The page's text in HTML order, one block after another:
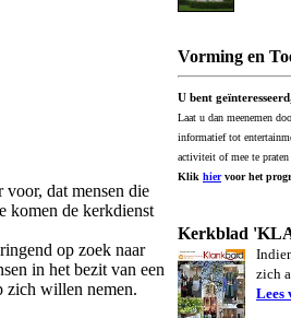
voor, dat mensen die
komen de kerkdienst
op zoek naar
in het bezit van een
zich willen nemen.
Vorming en
U bent
Laat u dan meenemen
informatief tot
activiteit of mee te
Klik hiervoor het
Kerkblad
zich
Lees